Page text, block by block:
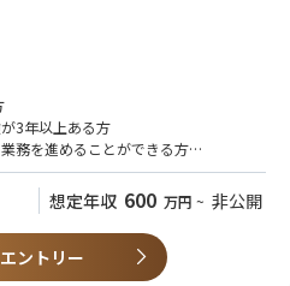
ビジネスを加速させる
ョン開発、およびクラウドサービス・
リューション選定、ITアーキテクチ
ト
、富士通などのシステム会社と協業し
案
および人材紹介会社との調整・コン
調整および当日運営
成または採用業務を中心にお願いする
当いただく予定です。
3年以上ある方
務を進めることができる方
る方
得意な方
方
ことができる方
想定年収 600 万円 ~ 非公開
ントリー